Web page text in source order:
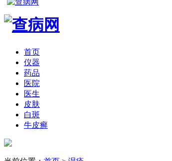
首页
仪器
药品
医院
医生
皮肤
白斑
牛皮癣